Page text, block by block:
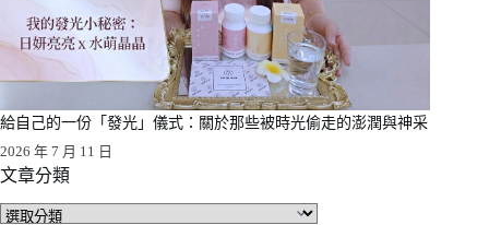
給自己的一份「發光」儀式：關於那些被時光偷走的澎潤與神采
2026 年 7 月 11 日
文章分類
文